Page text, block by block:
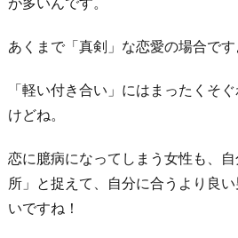
あくまで「真剣」な恋愛の場合です
「軽い付き合い」にはまったくそ
けどね。
恋に臆病になってしまう女性も、
所」と捉えて、自分に合うより良
いですね！